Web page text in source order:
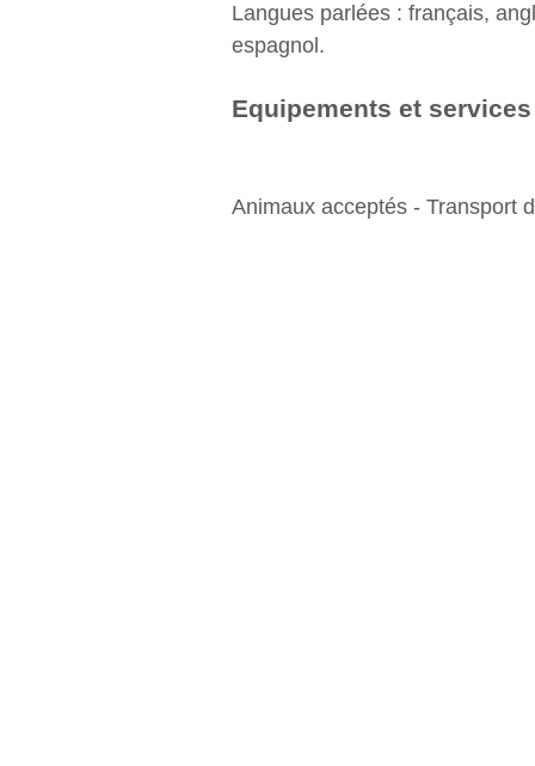
Langues parlées : français,
espagnol.
Equipements et services
Animaux acceptés - Transport